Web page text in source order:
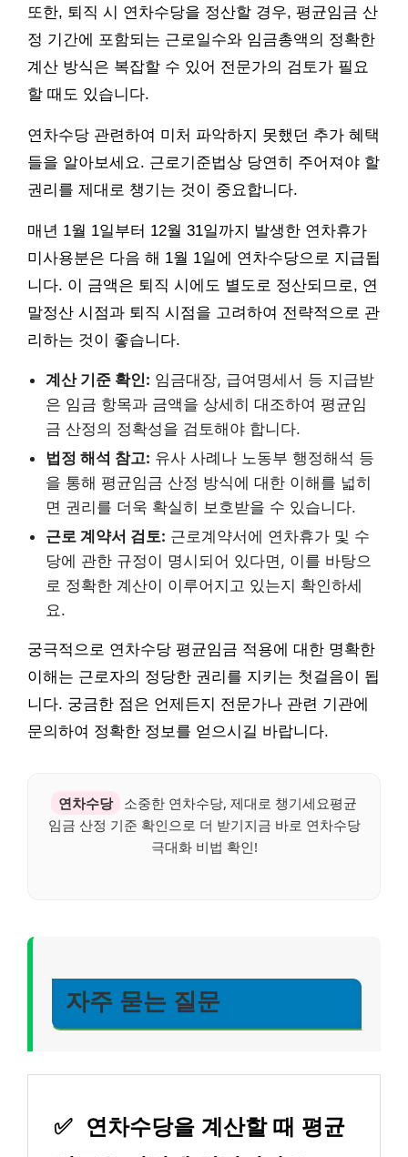
또한, 퇴직 시 연차수당을 정산할 경우, 평균임금 산
정 기간에 포함되는 근로일수와 임금총액의 정확한
계산 방식은 복잡할 수 있어 전문가의 검토가 필요
할 때도 있습니다.
연차수당 관련하여 미처 파악하지 못했던 추가 혜택
들을 알아보세요. 근로기준법상 당연히 주어져야 할
권리를 제대로 챙기는 것이 중요합니다.
매년 1월 1일부터 12월 31일까지 발생한 연차휴가
미사용분은 다음 해 1월 1일에 연차수당으로 지급됩
니다. 이 금액은 퇴직 시에도 별도로 정산되므로, 연
말정산 시점과 퇴직 시점을 고려하여 전략적으로 관
리하는 것이 좋습니다.
계산 기준 확인: 임금대장, 급여명세서 등 지급받
은 임금 항목과 금액을 상세히 대조하여 평균임
금 산정의 정확성을 검토해야 합니다.
법정 해석 참고: 유사 사례나 노동부 행정해석 등
을 통해 평균임금 산정 방식에 대한 이해를 넓히
면 권리를 더욱 확실히 보호받을 수 있습니다.
근로 계약서 검토: 근로계약서에 연차휴가 및 수
당에 관한 규정이 명시되어 있다면, 이를 바탕으
로 정확한 계산이 이루어지고 있는지 확인하세
요.
궁극적으로 연차수당 평균임금 적용에 대한 명확한
이해는 근로자의 정당한 권리를 지키는 첫걸음이 됩
니다. 궁금한 점은 언제든지 전문가나 관련 기관에
문의하여 정확한 정보를 얻으시길 바랍니다.
연차수당
소중한 연차수당, 제대로 챙기세요평균
임금 산정 기준 확인으로 더 받기지금 바로 연차수당
극대화 비법 확인!
자주 묻는 질문
✅
연차수당을 계산할 때 평균